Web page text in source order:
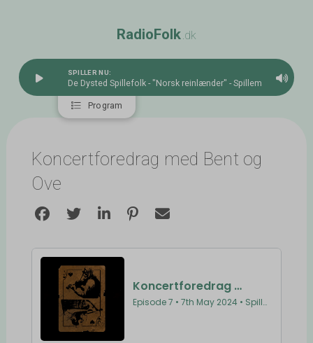
RadioFolk.dk
SPILLER NU:
De Dysted Spillefolk - "Norsk reinlænder" - Spillemandsmusik
Program
Koncertforedrag med Bent og
Ove